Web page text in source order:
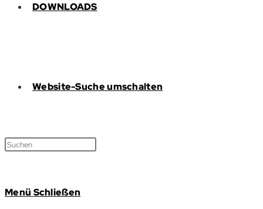
DOWNLOADS
Website-Suche umschalten
Menü Schließen